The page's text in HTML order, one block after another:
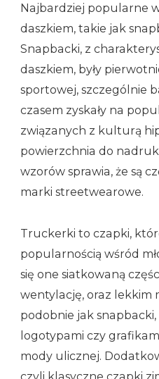
Najbardziej popularne
daszkiem, takie jak
Snapbacki, z
daszkiem, były
sportowej, szczególnie
czasem zyskały na
związanych z kulturą
powierzchnia do
wzorów sprawia, że są
marki streetwearowe.
Truckerki to czapki,
popularnością wśród
się one siatkowaną
wentylację, oraz lekkim
podobnie jak snapbacki,
logotypami czy
mody ulicznej.
czyli klasyczne czapki